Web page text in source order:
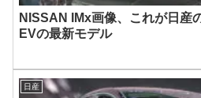
NISSAN IMx画像、これが日産
EVの最新モデル
日産